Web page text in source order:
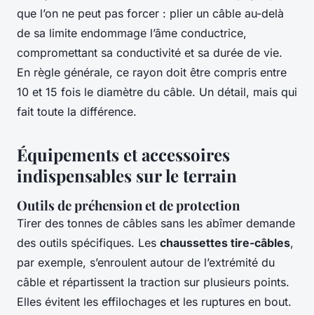
que l’on ne peut pas forcer : plier un câble au-delà
de sa limite endommage l’âme conductrice,
compromettant sa conductivité et sa durée de vie.
En règle générale, ce rayon doit être compris entre
10 et 15 fois le diamètre du câble. Un détail, mais qui
fait toute la différence.
Équipements et accessoires
indispensables sur le terrain
Outils de préhension et de protection
Tirer des tonnes de câbles sans les abîmer demande
des outils spécifiques. Les chaussettes tire-câbles,
par exemple, s’enroulent autour de l’extrémité du
câble et répartissent la traction sur plusieurs points.
Elles évitent les effilochages et les ruptures en bout.